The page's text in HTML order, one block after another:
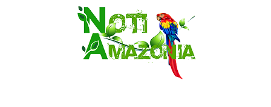
Saltar
Vozinha, el arquero sensación de
cabo Verde, ya llegó para
incorporarse a Colo Colo de Chile
Pastaza: la parroquia Diez de
Agosto eligió a su nueva reina por
La “deuda de sueño”: una alerta